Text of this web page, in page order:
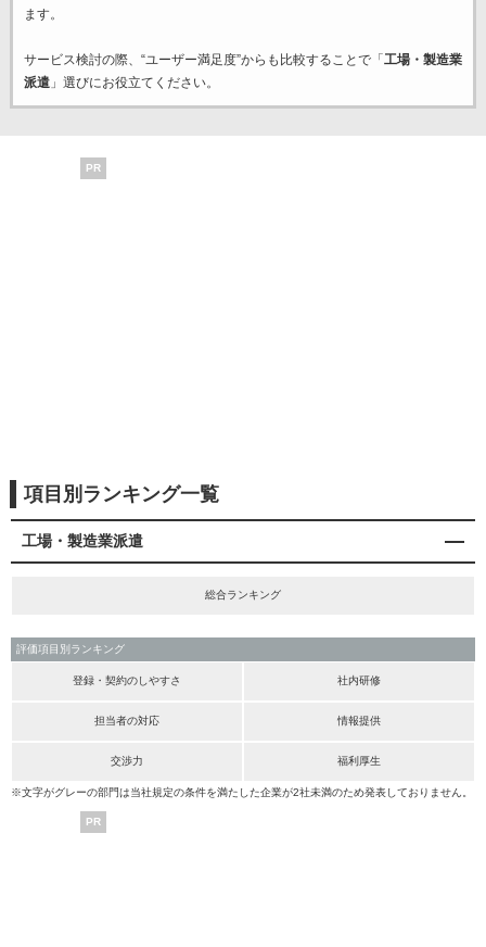
ます。
サービス検討の際、“ユーザー満足度”からも比較することで「 工場・製造業
派遣」選びにお役立てください。
PR
項目別ランキング一覧
工場・製造業派遣
総合ランキング
評価項目別ランキング
登録・契約のしやすさ 社内研修
担当者の対応 情報提供
交渉力 福利厚生
※文字がグレーの部門は当社規定の条件を満たした企業が2社未満のため発表しておりません。
PR